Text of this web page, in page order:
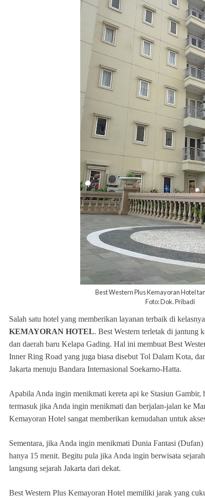
Best Western Plus Kemayoran Hotel
Foto: Dok. Pribadi
Salah satu hotel yang memberikan layanan terbaik di
KEMAYORAN HOTEL. Best Western terletak di jantung
dan daerah baru Kelapa Gading. Hal ini membuat Best
Inner Ring Road yang juga biasa disebut Tol Dalam Kota,
Jakarta menuju Bandara Internasional Soekarno-Hatta.
Apabila Anda ingin menikmati kereta api ke Stasiun Gambir,
termasuk jika Anda ingin menikmati dan berjalan-jalan ke
Kemayoran Hotel sangat memberikan kemudahan untuk
Sementara, jika Anda ingin menikmati Dunia Fantasi
hanya 15 menit. Begitu pula jika Anda ingin berwisata
langsung sejarah Jakarta dari dekat.
Best Western Plus Kemayoran Hotel memiliki jarak yang